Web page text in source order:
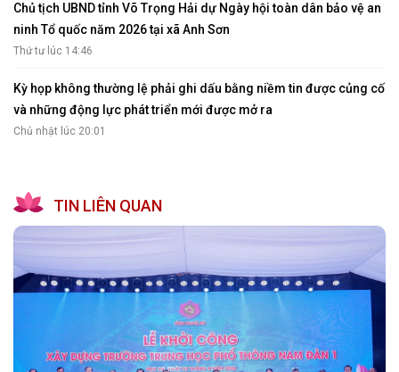
Chủ tịch UBND tỉnh Võ Trọng Hải dự Ngày hội toàn dân bảo vệ an
ninh Tổ quốc năm 2026 tại xã Anh Sơn
Thứ tư lúc 14:46
Kỳ họp không thường lệ phải ghi dấu bằng niềm tin được củng cố
và những động lực phát triển mới được mở ra
Chủ nhật lúc 20:01
TIN LIÊN QUAN